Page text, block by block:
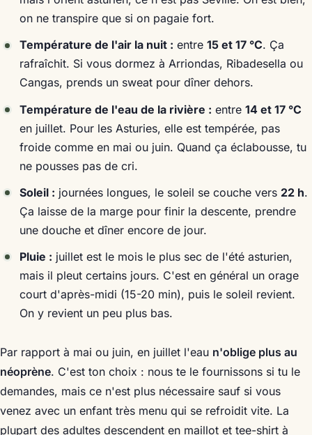
on ne transpire que si on pagaie fort.
Température de l'air la nuit : entre 15 et 17 °C. Ça
rafraîchit. Si vous dormez à Arriondas, Ribadesella ou
Cangas, prends un sweat pour dîner dehors.
Température de l'eau de la rivière : entre 14 et 17 °C
en juillet. Pour les Asturies, elle est tempérée, pas
froide comme en mai ou juin. Quand ça éclabousse, tu
ne pousses pas de cri.
Soleil : journées longues, le soleil se couche vers 22 h.
Ça laisse de la marge pour finir la descente, prendre
une douche et dîner encore de jour.
Pluie : juillet est le mois le plus sec de l'été asturien,
mais il pleut certains jours. C'est en général un orage
court d'après-midi (15-20 min), puis le soleil revient.
On y revient un peu plus bas.
Par rapport à mai ou juin, en juillet l'eau n'oblige plus au
néoprène. C'est ton choix : nous te le fournissons si tu le
demandes, mais ce n'est plus nécessaire sauf si vous
venez avec un enfant très menu qui se refroidit vite. La
plupart des adultes descendent en maillot et tee-shirt à